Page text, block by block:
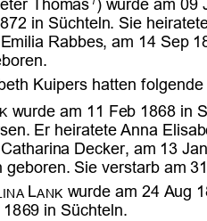
 


  
